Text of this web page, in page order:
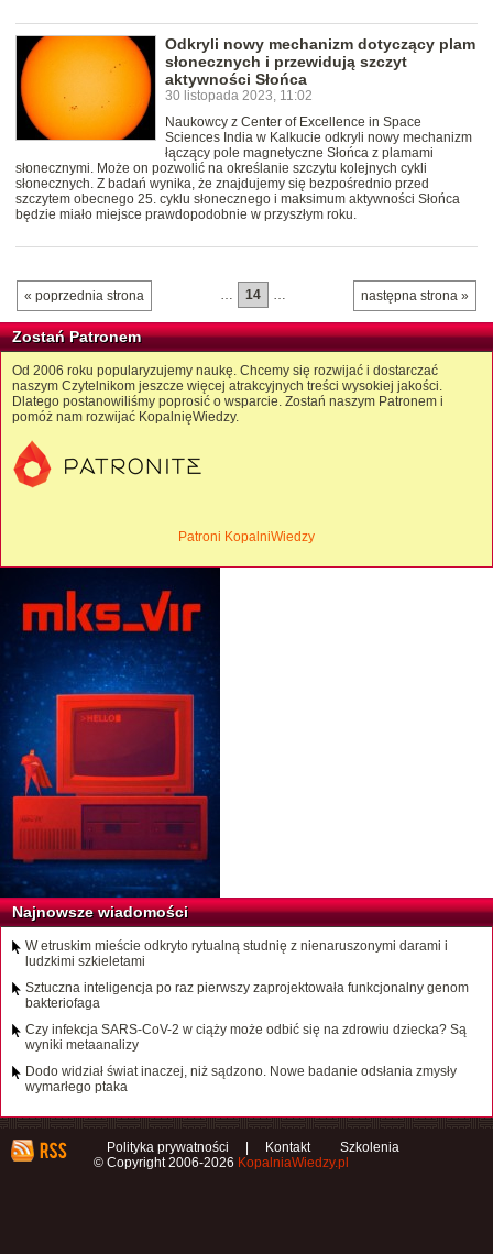
Odkryli nowy mechanizm dotyczący plam
słonecznych i przewidują szczyt
aktywności Słońca
30 listopada 2023, 11:02
Naukowcy z Center of Excellence in Space
Sciences India w Kalkucie odkryli nowy mechanizm
łączący pole magnetyczne Słońca z plamami
słonecznymi. Może on pozwolić na określanie szczytu kolejnych cykli
słonecznych. Z badań wynika, że znajdujemy się bezpośrednio przed
szczytem obecnego 25. cyklu słonecznego i maksimum aktywności Słońca
będzie miało miejsce prawdopodobnie w przyszłym roku.
« poprzednia strona następna strona »
14
Zostań Patronem
Od 2006 roku popularyzujemy naukę. Chcemy się rozwijać i dostarczać
naszym Czytelnikom jeszcze więcej atrakcyjnych treści wysokiej jakości.
Dlatego postanowiliśmy poprosić o wsparcie. Zostań naszym Patronem i
pomóż nam rozwijać KopalnięWiedzy.
Patroni KopalniWiedzy
Najnowsze wiadomości
W etruskim mieście odkryto rytualną studnię z nienaruszonymi darami i
ludzkimi szkieletami
Sztuczna inteligencja po raz pierwszy zaprojektowała funkcjonalny genom
bakteriofaga
Czy infekcja SARS-CoV-2 w ciąży może odbić się na zdrowiu dziecka? Są
wyniki metaanalizy
Dodo widział świat inaczej, niż sądzono. Nowe badanie odsłania zmysły
wymarłego ptaka
Polityka prywatności | Kontakt
Szkolenia
© Copyright 2006-2026 KopalniaWiedzy.pl